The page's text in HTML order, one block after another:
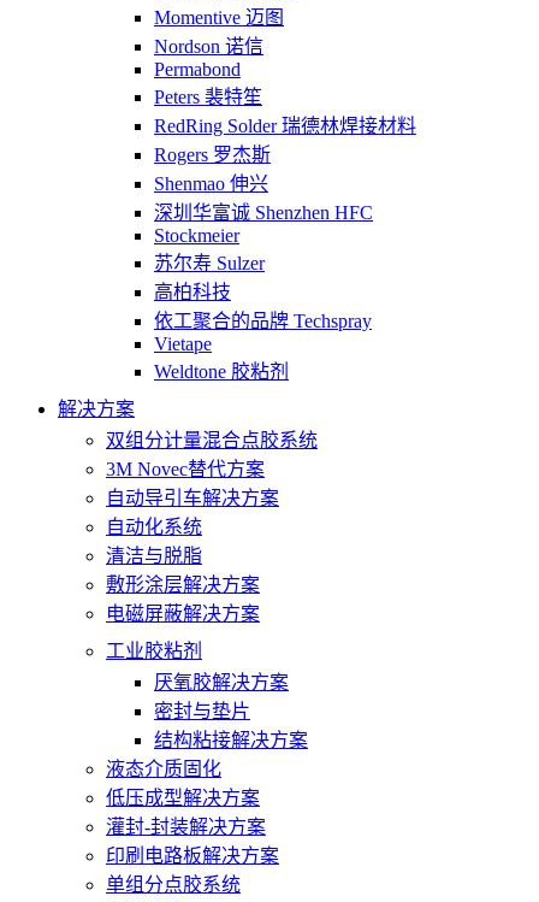
Momentive 迈图
Nordson 诺信
Permabond
Peters 裴特笙
RedRing Solder 瑞德林焊接材料
Rogers 罗杰斯
Shenmao 伸兴
深圳华富诚 Shenzhen HFC
Stockmeier
苏尔寿 Sulzer
高柏科技
依工聚合的品牌 Techspray
Vietape
Weldtone 胶粘剂
解决方案
双组分计量混合点胶系统
3M Novec替代方案
自动导引车解决方案
自动化系统
清洁与脱脂
敷形涂层解决方案
电磁屏蔽解决方案
工业胶粘剂
厌氧胶解决方案
密封与垫片
结构粘接解决方案
液态介质固化
低压成型解决方案
灌封-封装解决方案
印刷电路板解决方案
单组分点胶系统